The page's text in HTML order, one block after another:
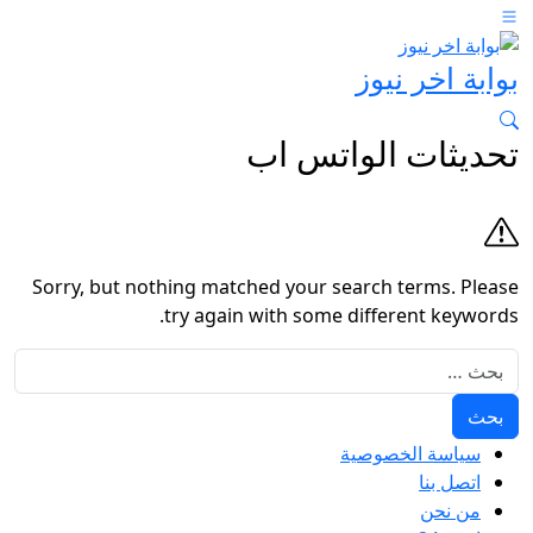
بوابة اخر نيوز
تحديثات الواتس اب
Sorry, but nothing matched your search terms. Please
try again with some different keywords.
سياسة الخصوصية
اتصل بنا
من نحن